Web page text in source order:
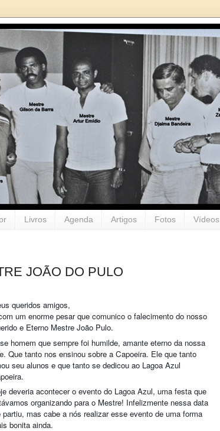
Livros Agenda Artigos Fotos Vídeos
JOÃO DO PULO
queridos amigos,
um enorme pesar que comunico o falecimento do nosso
e Eterno Mestre João Pulo.
homem que sempre foi humilde, amante eterno da nossa
Que tanto nos ensinou sobre a Capoeira. Ele que tanto
seu alunos e que tanto se dedicou ao Lagoa Azul
deveria acontecer o evento do Lagoa Azul, uma festa que
organizando para o Mestre! Infelizmente nessa data
partiu, mas cabe a nós realizar esse evento de uma forma
bonita ainda.